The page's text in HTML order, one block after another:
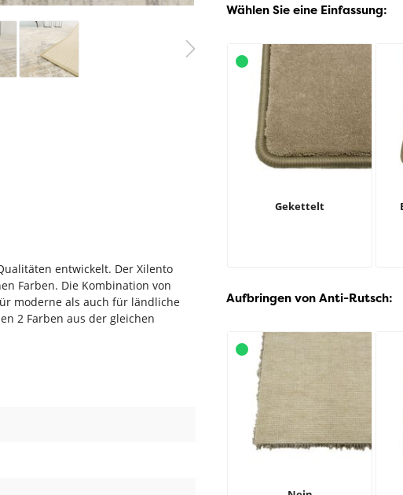
Wählen Sie eine Einfassung:
Gekettelt
Aufbringen von Anti-Rutsch:
entwickelt. Der Xilento
Farben. Die Kombination von
moderne als auch für ländliche
2 Farben aus der gleichen